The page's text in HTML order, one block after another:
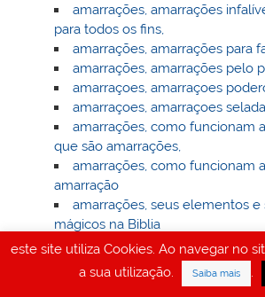
amarrações, amarrações
para todos os fins,
amarrações, amarrações para
amarrações, amarrações pelo
amarraçoes, amarraçoes
amarraçoes, amarraçoes
amarrações, como funcionam
que são amarrações,
amarrações, como funcionam
amarração
amarrações, seus elementos e
mágicos na Biblia
amarrações, tudo sobre
amarrações: magia negra ou
este site utiliza Cookies. Ao navegar no
a sua utilização.
Saiba mais .